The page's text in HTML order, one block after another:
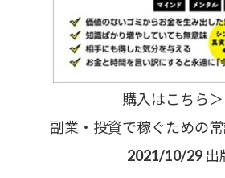
購入はこちら
副業・投資で稼ぐための
2021/10/29 出